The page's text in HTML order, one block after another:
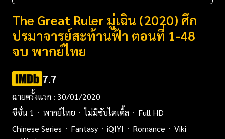
The Great Ruler มู่เฉิน (2020) ศึก
ปรมาจารย์สะท้านฟ้า ตอนที่ 1-48
จบ พากย์ไทย
7.7
ฉายครั้งแรก : 30/01/2020
ซีซั่น 1
พากย์ไทย ไม่มีซับไตเติ้ล
Full HD
Chinese Series
Fantasy iQIYI Romance
Viki